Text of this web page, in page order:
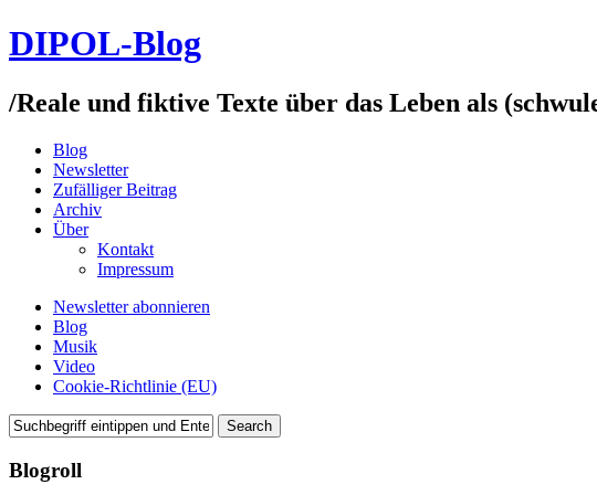
DIPOL-Blog
/Reale und fiktive Texte über das Leben als
Blog
Newsletter
Zufälliger Beitrag
Archiv
Über
Kontakt
Impressum
Newsletter abonnieren
Blog
Musik
Video
Cookie-Richtlinie (EU)
Blogroll